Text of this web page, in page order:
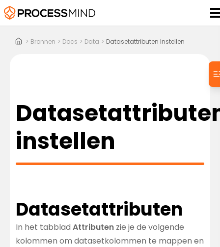
> Bronnen > Docs > Data > Datasetattributen Instellen
instellen
Datasetattributen
In het tabblad Attributen zie je de volgende
kolommen om datasetkolommen te mappen en